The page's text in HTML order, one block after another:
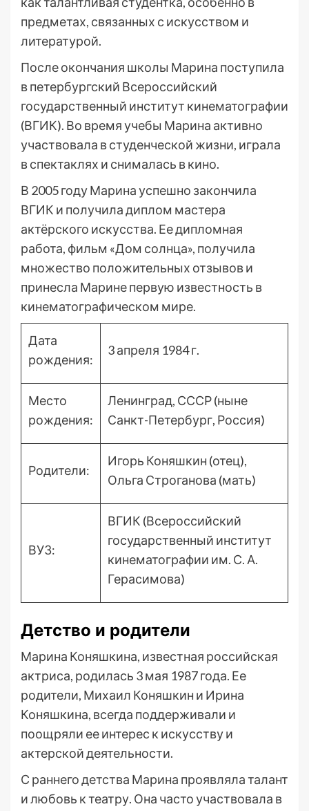
предметах, связанных с искусством и
литературой.
После окончания школы Марина поступила
в петербургский Всероссийский
государственный институт кинематографии
(ВГИК). Во время учебы Марина активно
участвовала в студенческой жизни, играла
в спектаклях и снималась в кино.
В 2005 году Марина успешно закончила
ВГИК и получила диплом мастера
актёрского искусства. Ее дипломная
работа, фильм «Дом солнца», получила
множество положительных отзывов и
принесла Марине первую известность в
кинематографическом мире.
Дата
рождения:
3 апреля 1984 г.
Место
рождения:
Ленинград, СССР (ныне
Санкт-Петербург, Россия)
Родители:
Игорь Коняшкин (отец),
Ольга Строганова (мать)
ВУЗ:
ВГИК (Всероссийский
государственный институт
кинематографии им. С. А.
Герасимова)
Детство и родители
Марина Коняшкина, известная российская
актриса, родилась 3 мая 1987 года. Ее
родители, Михаил Коняшкин и Ирина
Коняшкина, всегда поддерживали и
поощряли ее интерес к искусству и
актерской деятельности.
С раннего детства Марина проявляла талант
и любовь к театру. Она часто участвовала в